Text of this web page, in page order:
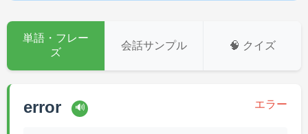
単語・フレー
ズ
会話サンプル 🧠 クイズ
error 🔊 エラー